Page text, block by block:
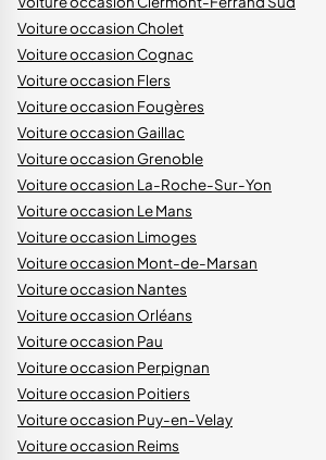
Voiture occasion Cholet
Voiture occasion Cognac
Voiture occasion Flers
Voiture occasion Fougères
Voiture occasion Gaillac
Voiture occasion Grenoble
Voiture occasion La-Roche-Sur-Yon
Voiture occasion Le Mans
Voiture occasion Limoges
Voiture occasion Mont-de-Marsan
Voiture occasion Nantes
Voiture occasion Orléans
Voiture occasion Pau
Voiture occasion Perpignan
Voiture occasion Poitiers
Voiture occasion Puy-en-Velay
Voiture occasion Reims